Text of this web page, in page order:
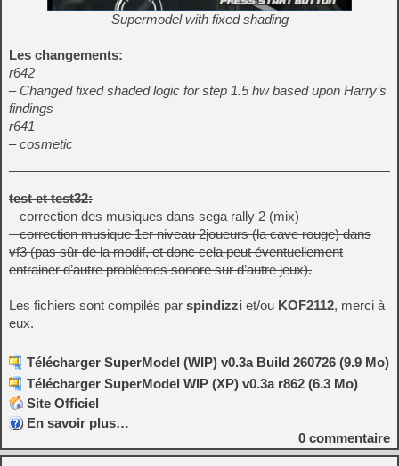
Supermodel with fixed shading
Les changements:
r642
– Changed fixed shaded logic for step 1.5 hw based upon Harry’s
findings
r641
– cosmetic
test et test32:
– correction des musiques dans sega rally 2 (mix)
– correction musique 1er niveau 2joueurs (la cave rouge) dans
vf3 (pas sûr de la modif, et donc cela peut éventuellement
entrainer d’autre problèmes sonore sur d’autre jeux).
Les fichiers sont compilés par spindizzi et/ou KOF2112, merci à
eux.
Télécharger SuperModel (WIP) v0.3a Build 260726 (9.9 Mo)
Télécharger SuperModel WIP (XP) v0.3a r862 (6.3 Mo)
Site Officiel
En savoir plus…
0 commentaire